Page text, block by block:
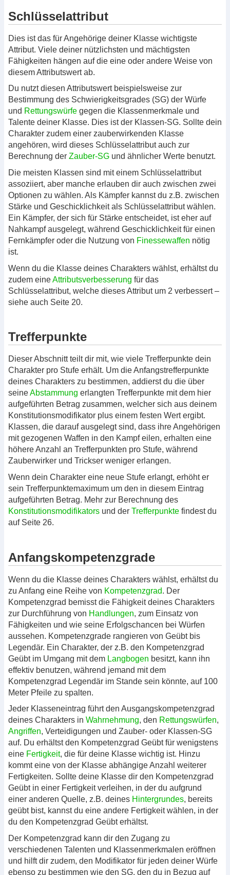
Schlüsselattribut
Dies ist das für Angehörige deiner Klasse wichtigste
Attribut. Viele deiner nützlichsten und mächtigsten
Fähigkeiten hängen auf die eine oder andere Weise von
diesem Attributswert ab.
Du nutzt diesen Attributswert beispielsweise zur
Bestimmung des Schwierigkeitsgrades (SG) der Würfe
und Rettungswürfe gegen die Klassenmerkmale und
Talente deiner Klasse. Dies ist der Klassen-SG. Sollte dein
Charakter zudem einer zauberwirkenden Klasse
angehören, wird dieses Schlüsselattribut auch zur
Berechnung der Zauber-SG und ähnlicher Werte benutzt.
Die meisten Klassen sind mit einem Schlüsselattribut
assoziiert, aber manche erlauben dir auch zwischen zwei
Optionen zu wählen. Als Kämpfer kannst du z.B. zwischen
Stärke und Geschicklichkeit als Schlüsselattribut wählen.
Ein Kämpfer, der sich für Stärke entscheidet, ist eher auf
Nahkampf ausgelegt, während Geschicklichkeit für einen
Fernkämpfer oder die Nutzung von Finessewaffen nötig
ist.
Wenn du die Klasse deines Charakters wählst, erhältst du
zudem eineAttributsverbesserung für das
Schlüsselattribut, welche dieses Attribut um 2 verbessert –
siehe auch Seite 20.
Trefferpunkte
Dieser Abschnitt teilt dir mit, wie viele Trefferpunkte dein
Charakter pro Stufe erhält. Um die Anfangstrefferpunkte
deines Charakters zu bestimmen, addierst du die über
seineAbstammung erlangten Trefferpunkte mit dem hier
aufgeführten Betrag zusammen, welcher sich aus deinem
Konstitutionsmodifikator plus einem festen Wert ergibt.
Klassen, die darauf ausgelegt sind, dass ihre Angehörigen
mit gezogenen Waffen in den Kampf eilen, erhalten eine
höhere Anzahl an Trefferpunkten pro Stufe, während
Zauberwirker und Trickser weniger erlangen.
Wenn dein Charakter eine neue Stufe erlangt, erhöht er
sein Trefferpunktemaximum um den in diesem Eintrag
aufgeführten Betrag. Mehr zur Berechnung des
Konstitutionsmodifikators und der Trefferpunkte findest du
auf Seite 26.
Anfangskompetenzgrade
Wenn du die Klasse deines Charakters wählst, erhältst du
zu Anfang eine Reihe von Kompetenzgrad. Der
Kompetenzgrad bemisst die Fähigkeit deines Charakters
zur Durchführung von Handlungen, zum Einsatz von
Fähigkeiten und wie seine Erfolgschancen bei Würfen
aussehen. Kompetenzgrade rangieren von Geübt bis
Legendär. Ein Charakter, der z.B. den Kompetenzgrad
Geübt im Umgang mit dem Langbogen besitzt, kann ihn
effektiv benutzen, während jemand mit dem
Kompetenzgrad Legendär im Stande sein könnte, auf 100
Meter Pfeile zu spalten.
Jeder Klasseneintrag führt den Ausgangskompetenzgrad
deines Charakters in Wahrnehmung, den Rettungswürfen,
Angriffen, Verteidigungen und Zauber- oder Klassen-SG
auf. Du erhältst den Kompetenzgrad Geübt für wenigstens
eine Fertigkeit, die für deine Klasse wichtig ist. Hinzu
kommt eine von der Klasse abhängige Anzahl weiterer
Fertigkeiten. Sollte deine Klasse dir den Kompetenzgrad
Geübt in einer Fertigkeit verleihen, in der du aufgrund
einer anderen Quelle, z.B. deines Hintergrundes, bereits
geübt bist, kannst du eine andere Fertigkeit wählen, in der
du den Kompetenzgrad Geübt erhältst.
Der Kompetenzgrad kann dir den Zugang zu
verschiedenen Talenten und Klassenmerkmalen eröffnen
und hilft dir zudem, den Modifikator für jeden deiner Würfe
ebenso zu bestimmen wie den SG, den du in Bezug auf